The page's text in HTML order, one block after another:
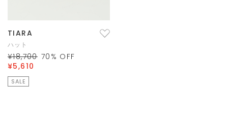
TIARA
ハット
¥18,700 70 % OFF
¥5,610
SALE